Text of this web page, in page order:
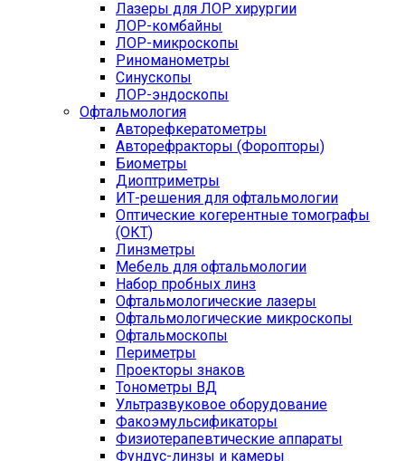
Лазеры для ЛОР хирургии
ЛОР-комбайны
ЛОР-микроскопы
Риноманометры
Синускопы
ЛОР-эндоскопы
Офтальмология
Авторефкератометры
Авторефракторы (Форопторы)
Биометры
Диоптриметры
ИТ-решения для офтальмологии
Оптические когерентные томографы
(ОКТ)
Линзметры
Мебель для офтальмологии
Набор пробных линз
Офтальмологические лазеры
Офтальмологические микроскопы
Офтальмоскопы
Периметры
Проекторы знаков
Тонометры ВД
Ультразвуковое оборудование
Факоэмульсификаторы
Физиотерапевтические аппараты
Фундус-линзы и камеры